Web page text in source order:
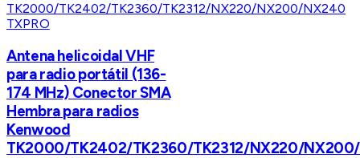
TXPRO
Antena helicoidal VHF
para radio portátil (136-
174 MHz) Conector SMA
Hembra para radios
Kenwood
TK2000/TK2402/TK2360/TK2312/NX220/